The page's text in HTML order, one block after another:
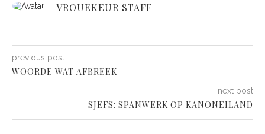
VROUEKEUR STAFF
previous post
WOORDE WAT AFBREEK
next post
SJEFS: SPANWERK OP KANONEILAND